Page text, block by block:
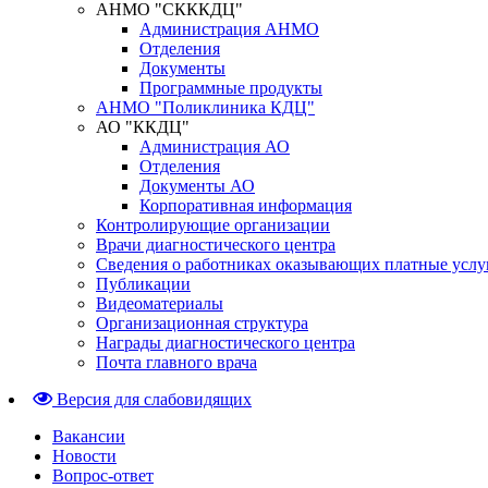
АНМО "СКККДЦ"
Администрация АНМО
Отделения
Документы
Программные продукты
АНМО "Поликлиника КДЦ"
АО "ККДЦ"
Администрация АО
Отделения
Документы АО
Корпоративная информация
Контролирующие организации
Врачи диагностического центра
Сведения о работниках оказывающих платные
Публикации
Видеоматериалы
Организационная структура
Награды диагностического центра
Почта главного врача
Версия для слабовидящих
Вакансии
Новости
Вопрос-ответ